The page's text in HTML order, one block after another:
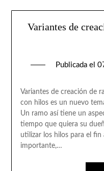
Variantes de
Publicada el
Variantes de creación de
con hilos es un nuevo
Un ramo así tiene un
tiempo que quiera su
utilizar los hilos para el fin
importante,…